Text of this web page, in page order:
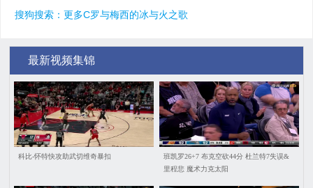
搜狗搜索：更多C罗与梅西的冰与火之歌
最新视频集锦
科比-怀特快攻助武切维奇暴扣
班凯罗26+7 布克空砍44分 杜兰特7失误&
里程悲 魔术力克太阳